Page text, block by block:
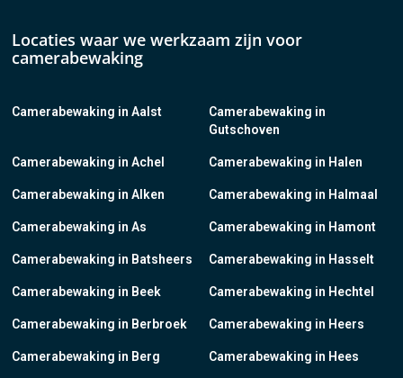
Locaties waar we werkzaam zijn voor
camerabewaking
Camerabewaking in Aalst
Camerabewaking in Achel
Camerabewaking in Alken
Camerabewaking in As
Camerabewaking in Batsheers
Camerabewaking in Beek
Camerabewaking in Berbroek
Camerabewaking in Berg
Camerabewaking in
Gutschoven
Camerabewaking in Halen
Camerabewaking in Halmaal
Camerabewaking in Hamont
Camerabewaking in Hasselt
Camerabewaking in Hechtel
Camerabewaking in Heers
Camerabewaking in Hees